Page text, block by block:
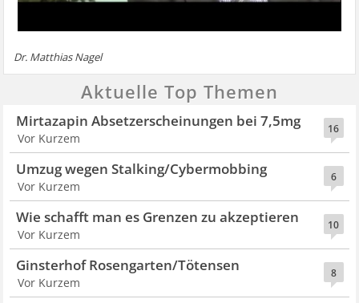
Dr. Matthias Nagel
Aktuelle Top Themen
16
Mirtazapin Absetzerscheinungen bei 7,5mg
Vor Kurzem
6
Umzug wegen Stalking/Cybermobbing
Vor Kurzem
10
Wie schafft man es Grenzen zu akzeptieren
Vor Kurzem
8
Ginsterhof Rosengarten/Tötensen
Vor Kurzem